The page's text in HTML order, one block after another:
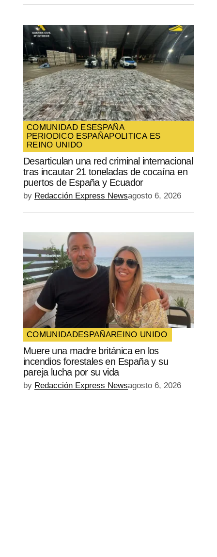
COMUNIDAD ESESPAÑA
PERIODICO ESPAÑAPOLITICA ES
REINO UNIDO
Desarticulan una red criminal internacional
tras incautar 21 toneladas de cocaína en
puertos de España y Ecuador
by Redacción Express Newsagosto 6, 2026
COMUNIDADESPAÑAREINO UNIDO
Muere una madre británica en los
incendios forestales en España y su
pareja lucha por su vida
by Redacción Express Newsagosto 6, 2026